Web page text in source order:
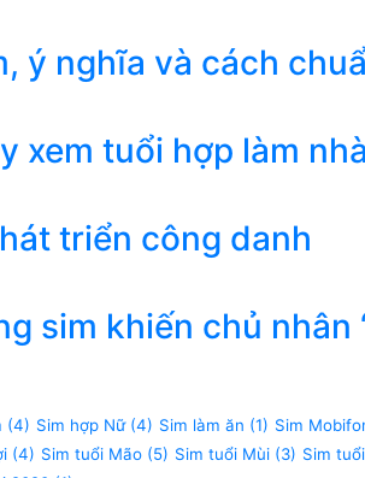
ý nghĩa và cách
xem tuổi hợp làm
triển công danh
sim khiến chủ nhân
(4) Sim hợp Nữ(4) Sim làm ăn (1) Sim
(4) Sim tuổi Mão (5) Sim tuổi Mùi (3) Sim